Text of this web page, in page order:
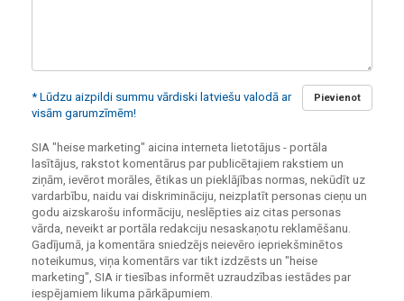
Pievienot
* Lūdzu aizpildi summu vārdiski latviešu valodā ar
visām garumzīmēm!
SIA "heise marketing" aicina interneta lietotājus - portāla
lasītājus, rakstot komentārus par publicētajiem rakstiem un
ziņām, ievērot morāles, ētikas un pieklājības normas, nekūdīt uz
vardarbību, naidu vai diskrimināciju, neizplatīt personas cieņu un
godu aizskarošu informāciju, neslēpties aiz citas personas
vārda, neveikt ar portāla redakciju nesaskaņotu reklamēšanu.
Gadījumā, ja komentāra sniedzējs neievēro iepriekšminētos
noteikumus, viņa komentārs var tikt izdzēsts un "heise
marketing", SIA ir tiesības informēt uzraudzības iestādes par
iespējamiem likuma pārkāpumiem.